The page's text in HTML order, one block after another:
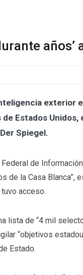
años’
exterior
Estados
Spiegel.
de
de la Casa Blanca”,
acceso.
lista de “4 mil
“objetivos
Estado.